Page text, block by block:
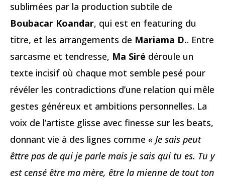
sublimées par la production subtile de
Boubacar Koandar, qui est en featuring du
titre, et les arrangements de Mariama D.. Entre
sarcasme et tendresse, Ma Siré déroule un
texte incisif où chaque mot semble pesé pour
révéler les contradictions d’une relation qui mêle
gestes généreux et ambitions personnelles. La
voix de l’artiste glisse avec finesse sur les beats,
donnant vie à des lignes comme « Je sais peut
êttre pas de qui je parle mais je sais qui tu es. Tu y
est censé être ma mère, être la mienne de tout ton